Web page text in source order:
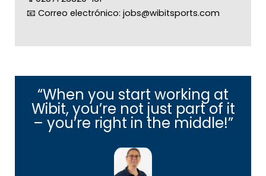
📧 Correo electrónico: jobs@wibitsports.com
“When you start working at
Wibit, you’re not just part of it
– you’re right in the middle!”